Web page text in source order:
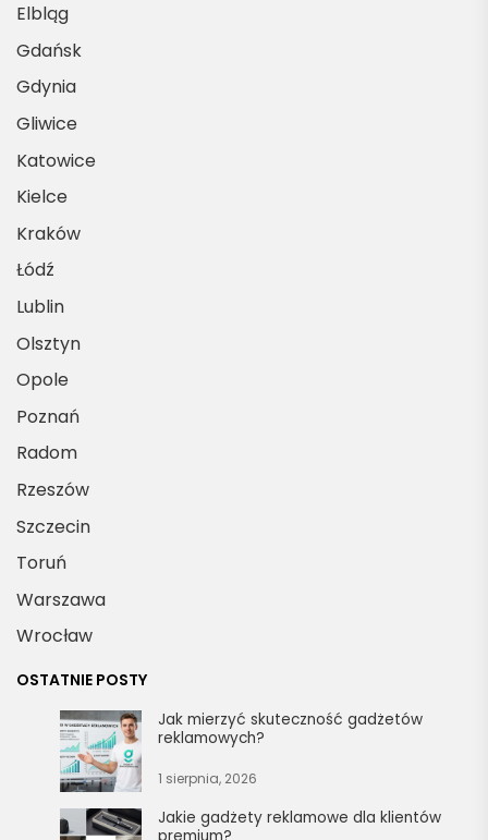
Elbląg
Gdańsk
Gdynia
Gliwice
Katowice
Kielce
Kraków
Łódź
Lublin
Olsztyn
Opole
Poznań
Radom
Rzeszów
Szczecin
Toruń
Warszawa
Wrocław
OSTATNIE POSTY
Jak mierzyć skuteczność gadżetów
reklamowych?
1 sierpnia, 2026
Jakie gadżety reklamowe dla klientów